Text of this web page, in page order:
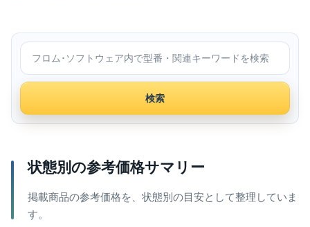
フロム･ソフトウェア内で検索
検索
状態別の参考価格サマリー
掲載商品の参考価格を、状態別の目安として整理していま
す。